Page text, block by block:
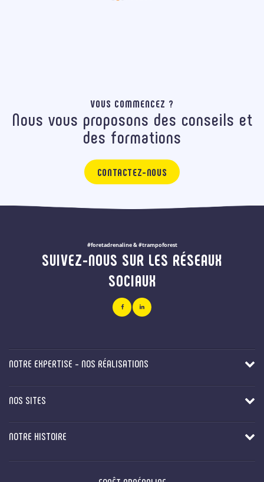
VOUS COMMENCEZ ?
Nous vous proposons des conseils et
des formations
CONTACTEZ-NOUS
#foretadrenaline & #trampoforest
SUIVEZ-NOUS SUR LES RÉSEAUX
SOCIAUX
NOTRE EXPERTISE - NOS RÉALISATIONS
NOS SITES
NOTRE HISTOIRE